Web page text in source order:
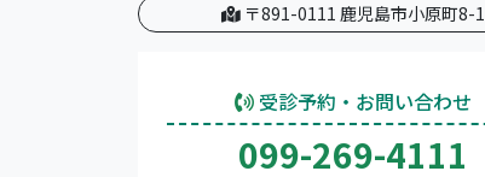
〒891-0111 鹿児島市小原町8-1
受診予約・お問い合わせ
099-269-4111